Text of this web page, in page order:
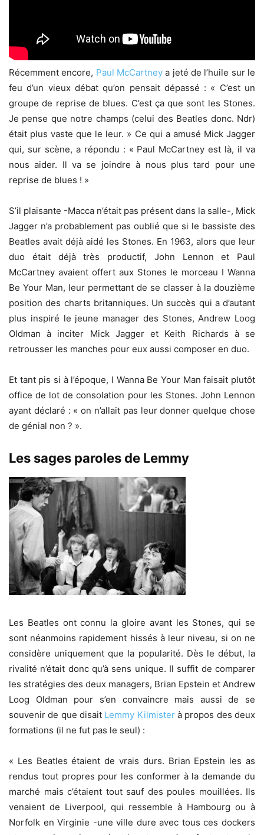
Récemment encore, Paul McCartney a jeté de l’huile sur le
feu d’un vieux débat qu’on pensait dépassé : « C’est un
groupe de reprise de blues. C’est ça que sont les Stones.
Je pense que notre champs (celui des Beatles donc. Ndr)
était plus vaste que le leur. » Ce qui a amusé Mick Jagger
qui, sur scène, a répondu : « Paul McCartney est là, il va
nous aider. Il va se joindre à nous plus tard pour une
reprise de blues ! »
S’il plaisante -Macca n’était pas présent dans la salle-, Mick
Jagger n’a probablement pas oublié que si le bassiste des
Beatles avait déjà aidé les Stones. En 1963, alors que leur
duo était déjà très productif, John Lennon et Paul
McCartney avaient offert aux Stones le morceau I Wanna
Be Your Man, leur permettant de se classer à la douzième
position des charts britanniques. Un succès qui a d’autant
plus inspiré le jeune manager des Stones, Andrew Loog
Oldman à inciter Mick Jagger et Keith Richards à se
retrousser les manches pour eux aussi composer en duo.
Et tant pis si à l’époque, I Wanna Be Your Man faisait plutôt
office de lot de consolation pour les Stones. John Lennon
ayant déclaré : « on n’allait pas leur donner quelque chose
de génial non ? ».
Les sages paroles de Lemmy
Les Beatles ont connu la gloire avant les Stones, qui se
sont néanmoins rapidement hissés à leur niveau, si on ne
considère uniquement que la popularité. Dès le début, la
rivalité n’était donc qu’à sens unique. Il suffit de comparer
les stratégies des deux managers, Brian Epstein et Andrew
Loog Oldman pour s’en convaincre mais aussi de se
souvenir de que disait Lemmy Kilmisterà propos des deux
formations (il ne fut pas le seul) :
« Les Beatles étaient de vrais durs. Brian Epstein les as
rendus tout propres pour les conformer à la demande du
marché mais c’étaient tout sauf des poules mouillées. Ils
venaient de Liverpool, qui ressemble à Hambourg ou à
Norfolk en Virginie -une ville dure avec tous ces dockers